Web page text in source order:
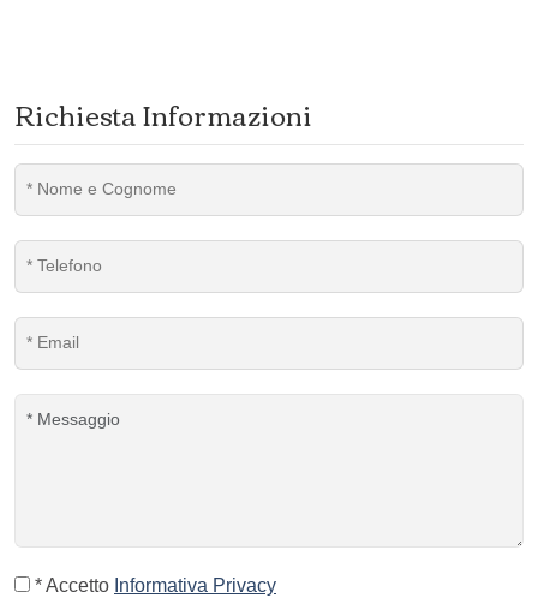
Richiesta Informazioni
* Accetto Informativa Privacy